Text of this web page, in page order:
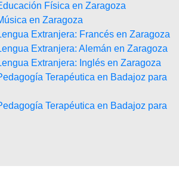
Física en Zaragoza
en Zaragoza
Extranjera: Francés en Zaragoza
Extranjera: Alemán en Zaragoza
Extranjera: Inglés en Zaragoza
Terapéutica en Badajoz para
Terapéutica en Badajoz para